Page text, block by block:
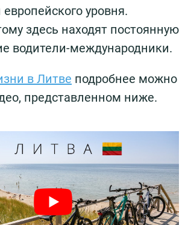
уровня.
здесь находят постоянную
водители-международники.
в Литве подробнее можно
представленном ниже.